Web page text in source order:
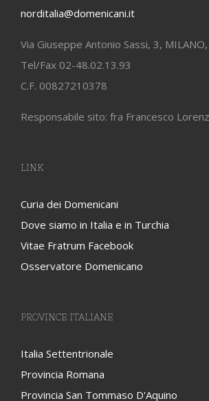
norditalia@domenicani.it
Via Giuseppe Antonio Sassi, 3,
Tel/Fax 02-48.02.13.93
C.F. 00827210378
Responsabile sito: fra Francesco
LINK
Curia dei Domenicani
Dove siamo in Italia e in Turchia
Vitae Fratrum Facebook
Osservatore Domenicano
PROVINCE ITALIANE
Italia Settentrionale
Provincia Romana
Provincia San Tommaso D'Aquino